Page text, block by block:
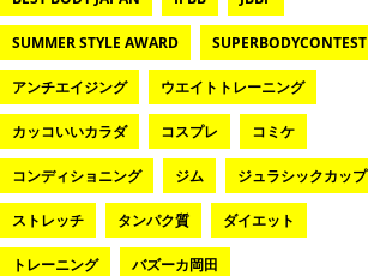
SUMMER STYLE AWARD SUPERBODYCONTEST
アンチエイジング ウエイトトレーニング
カッコいいカラダ コスプレ コミケ
コンディショニング ジム ジュラシックカップ
ストレッチ タンパク質 ダイエット
トレーニング バズーカ岡田